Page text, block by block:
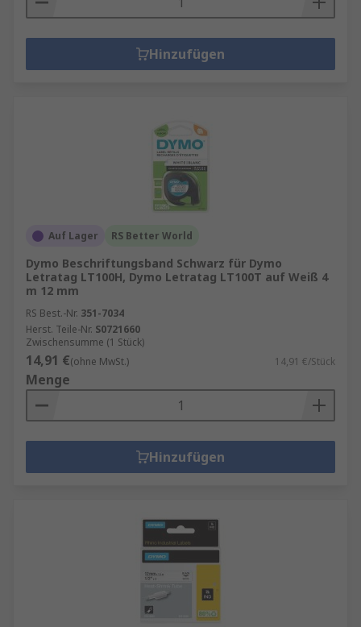
Hinzufügen
Auf Lager RS Better World
Dymo Beschriftungsband Schwarz für Dymo
Letratag LT100H, Dymo Letratag LT100T auf Weiß 4
m 12 mm
RS Best.-Nr. 351-7034
Herst. Teile-Nr. S0721660
Zwischensumme (1 Stück)
14,91 €(ohne MwSt.) 14,91 €/Stück
Menge
Hinzufügen